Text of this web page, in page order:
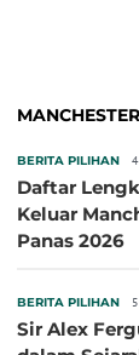
BERITA PILIHAN
Daftar
Keluar
Panas 2026
BERITA PILIHAN
Sir Alex